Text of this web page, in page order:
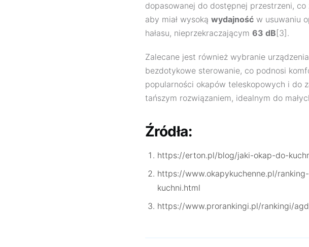
dopasowanej do dostępnej przestrzeni,
aby miał wysoką wydajność w usuwaniu
hałasu, nieprzekraczającym 63 dB [3].
Zalecane jest również wybranie
bezdotykowe sterowanie, co podnosi
popularności okapów teleskopowych i do
tańszym rozwiązaniem, idealnym do
Źródła:
https://erton.pl/blog/jaki-okap-do-
https://www.okapykuchenne.pl/
kuchni.html
https://www.prorankingi.pl/rankingi/